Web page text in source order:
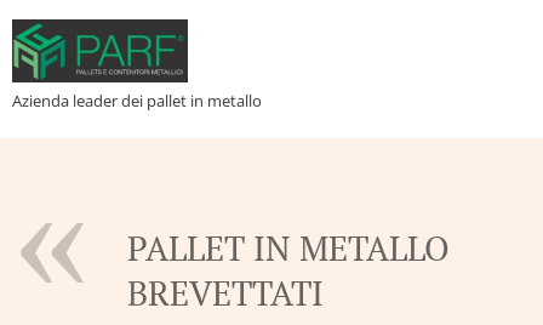
Azienda leader dei pallet in metallo
PALLET IN METALLO
BREVETTATI